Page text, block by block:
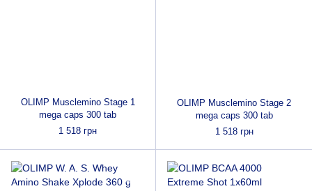
OLIMP Musclemino Stage 1
mega caps 300 tab
1 518 грн
OLIMP Musclemino Stage 2
mega caps 300 tab
1 518 грн